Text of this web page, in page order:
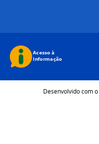
Desenvolvido com